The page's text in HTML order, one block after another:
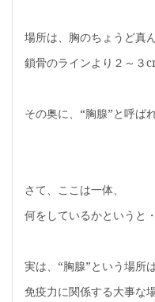
場所は、胸のちょうど真ん
鎖骨のラインより２～３
その奥に、“胸腺”と呼ば
さて、ここは一体、
何をしているかというと・
実は、“胸腺”という場所は
免疫力に関係する大事な場